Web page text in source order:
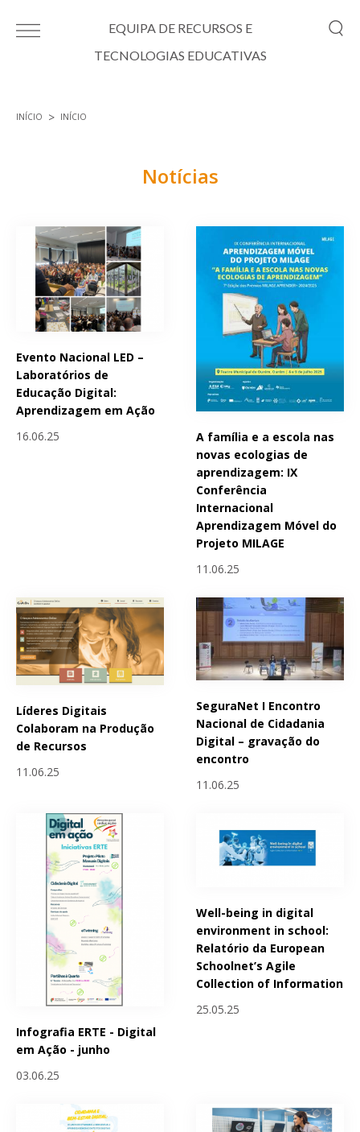
EQUIPA DE RECURSOS E
TECNOLOGIAS EDUCATIVAS
INÍCIO INÍCIO
Notícias
Evento Nacional LED –
Laboratórios de
Educação Digital:
Aprendizagem em Ação
16.06.25
A família e a escola nas
novas ecologias de
aprendizagem: IX
Conferência
Internacional
Aprendizagem Móvel do
Projeto MILAGE
11.06.25
Líderes Digitais
Colaboram na Produção
de Recursos
11.06.25
SeguraNet I Encontro
Nacional de Cidadania
Digital – gravação do
encontro
11.06.25
Infografia ERTE - Digital
em Ação - junho
03.06.25
Well-being in digital
environment in school:
Relatório da European
Schoolnet’s Agile
Collection of Information
25.05.25
Páginas